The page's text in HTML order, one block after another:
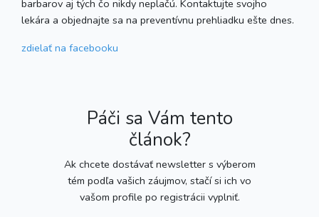
barbarov aj tých čo nikdy neplačú. Kontaktujte svojho
lekára a objednajte sa na preventívnu prehliadku ešte dnes.
zdielať na facebooku
Páči sa Vám tento
článok?
Ak chcete dostávať newsletter s výberom
tém podľa vašich záujmov, stačí si ich vo
vašom profile po registrácii vyplniť.